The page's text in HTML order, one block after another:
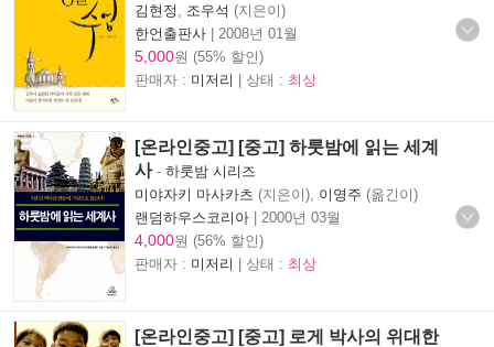
김현정 조우석 (지은이)
한언출판사 | 2008년 01월
5,000원 (55% 할인)
판매자 : 미저리 | 상태 : 최상
[온라인중고] [중고] 하룻밤에 읽는 세계
사- 하룻밤 시리즈
미야자키 마사카츠 (지은이), 이영주 (옮긴이)
랜덤하우스코리아 | 2000년 03월
4,000원 (56% 할인)
판매자 : 미저리 | 상태 : 최상
[온라인중고] [중고] 로게 박사의 위대한